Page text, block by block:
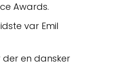
Awards.
var Emil
der en dansker